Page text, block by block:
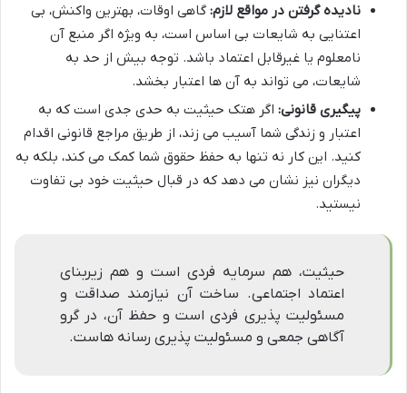
نادیده گرفتن در مواقع لازم: گاهی اوقات، بهترین واکنش، بی
اعتنایی به شایعات بی اساس است، به ویژه اگر منبع آن
نامعلوم یا غیرقابل اعتماد باشد. توجه بیش از حد به
شایعات، می تواند به آن ها اعتبار بخشد.
پیگیری قانونی: اگر هتک حیثیت به حدی جدی است که به
اعتبار و زندگی شما آسیب می زند، از طریق مراجع قانونی اقدام
کنید. این کار نه تنها به حفظ حقوق شما کمک می کند، بلکه به
دیگران نیز نشان می دهد که در قبال حیثیت خود بی تفاوت
نیستید.
حیثیت، هم سرمایه فردی است و هم زیربنای
اعتماد اجتماعی. ساخت آن نیازمند صداقت و
مسئولیت پذیری فردی است و حفظ آن، در گرو
آگاهی جمعی و مسئولیت پذیری رسانه هاست.